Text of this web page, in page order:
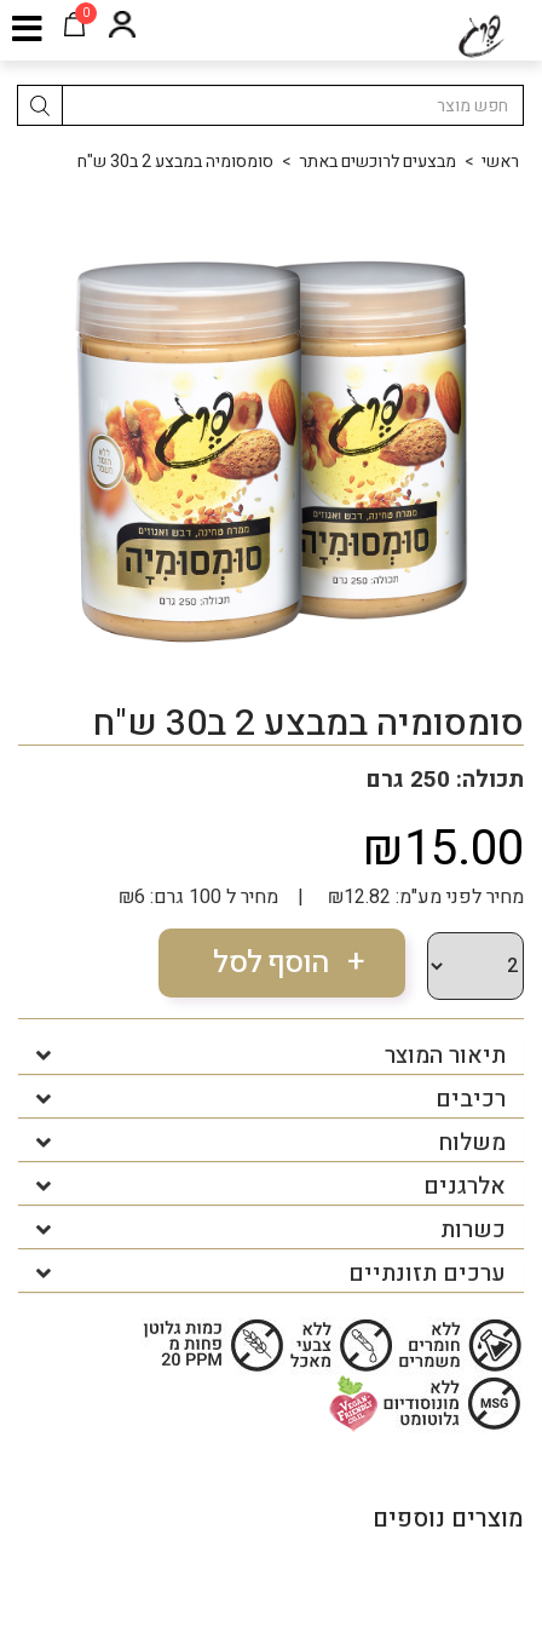
0
ראשי > מבצעים לרוכשים באתר > סומסומיה במבצע 2 ב30 ש"ח
סומסומיה במבצע 2 ב30 ש"ח
תכולה: 250 גרם
₪15.00
מחיר לפני מע"מ: ₪12.82 | מחיר ל 100 גרם: ₪6
תיאור המוצר
רכיבים
משלוח
אלרגנים
כשרות
ערכים תזונתיים
מוצרים נוספים